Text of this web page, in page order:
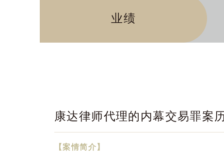
业绩
康达律师代理的内幕交易罪案
【案情简介】